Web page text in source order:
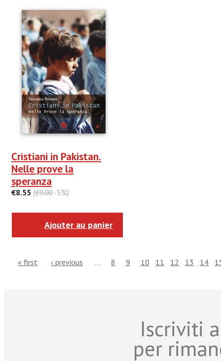
Cristiani in Pakistan.
Nelle prove la
speranza
€8.55 (€9.00-5%)
Ajouter au panier
« first ‹ previous … 8 9 10 11 12 13 14
Iscriviti
per